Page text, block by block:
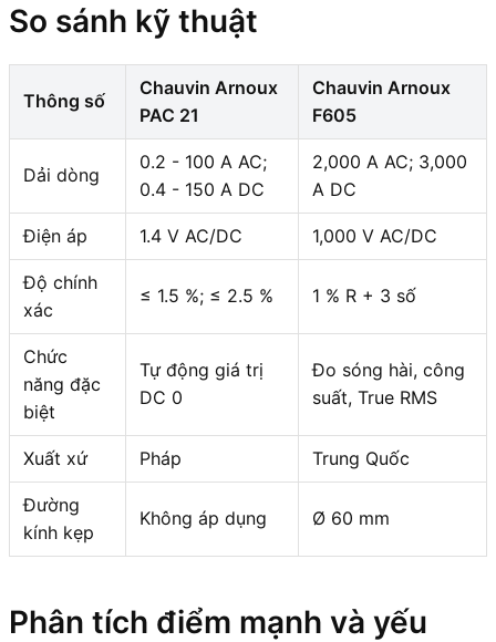
So sánh kỹ thuật
Thông số
Chauvin Arnoux
PAC 21
Chauvin Arnoux
F605
Dải dòng
0.2 - 100 A AC;
0.4 - 150 A DC
2,000 A AC; 3,000
A DC
Điện áp 1.4 V AC/DC 1,000 V AC/DC
Độ chính
xác
≤ 1.5 %; ≤ 2.5 % 1 % R + 3 số
Chức
năng đặc
biệt
Tự động giá trị
DC 0
Đo sóng hài, công
suất, True RMS
Xuất xứ Pháp Trung Quốc
Đường
kính kẹp
Không áp dụng Ø 60 mm
Phân tích điểm mạnh và yếu